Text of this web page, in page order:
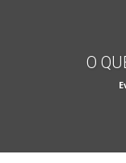
O